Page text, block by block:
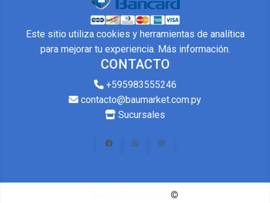
CONTACTO
+595983555246
contacto@baumarket.com.py
Sucursales
Este sitio utiliza cookies y herramientas de analítica
para mejorar tu experiencia. Más información.
©